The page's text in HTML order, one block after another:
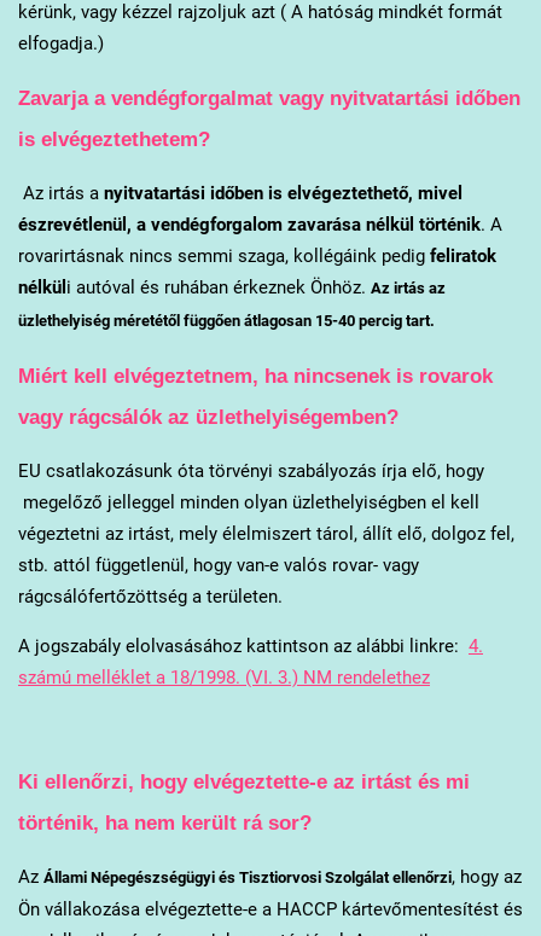
kérünk, vagy kézzel rajzoljuk azt ( A hatóság mindkét formát
elfogadja.)
Zavarja a vendégforgalmat vagy nyitvatartási időben
is elvégeztethetem?
Az irtás a nyitvatartási időben is elvégeztethető, mivel
észrevétlenül, a vendégforgalom zavarása nélkül történik. A
rovarirtásnak nincs semmi szaga, kollégáink pedig feliratok
nélkül i autóval és ruhában érkeznek Önhöz. Az irtás az
üzlethelyiség méretétől függően átlagosan 15-40 percig tart.
Miért kell elvégeztetnem, ha nincsenek is rovarok
vagy rágcsálók az üzlethelyiségemben?
EU csatlakozásunk óta törvényi szabályozás írja elő, hogy
megelőző jelleggel minden olyan üzlethelyiségben el kell
végeztetni az irtást, mely élelmiszert tárol, állít elő, dolgoz fel,
stb. attól függetlenül, hogy van-e valós rovar- vagy
rágcsálófertőzöttség a területen.
A jogszabály elolvasásához kattintson az alábbi linkre: 4.
számú melléklet a 18/1998. (VI. 3.) NM rendelethez
Ki ellenőrzi, hogy elvégeztette-e az irtást és mi
történik, ha nem került rá sor?
Az Állami Népegészségügyi és Tisztiorvosi Szolgálat ellenőrzi, hogy az
Ön vállakozása elvégeztette-e a HACCP kártevőmentesítést és